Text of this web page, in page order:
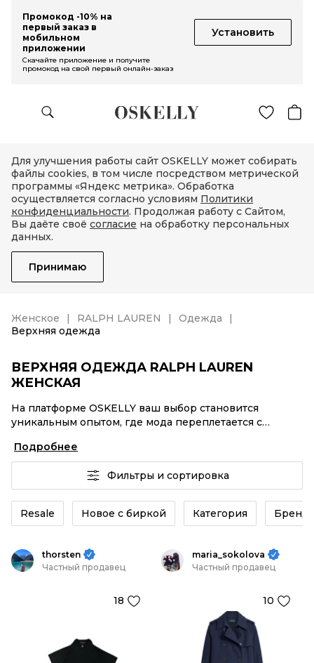
Промокод -10% на
первый заказ в
мобильном
приложении
Установить
Скачайте приложение и получите
промокод на свой первый онлайн-заказ
Для улучшения работы сайт OSKELLY может собирать
файлы cookies, в том числе посредством метрической
программы «Яндекс метрика». Обработка
осуществляется согласно условиям Политики
конфиденциальности. Продолжая работу с Сайтом,
Вы даёте своё согласие на обработку персональных
данных.
Принимаю
Женское RALPH LAUREN
Одежда
Верхняя одежда
ВЕРХНЯЯ ОДЕЖДА RALPH LAUREN
ЖЕНСКАЯ
На платформе OSKELLY ваш выбор становится
уникальным опытом, где мода переплетается с
аутентификация каждого заказа – Верхняя одежда
RALPH LAUREN женская от селлеров OSKELLY с
быстрой доставкой по России. Ваш стиль не ждет, и
мы тоже! Винтажные изделия или Верхняя одежда
RALPH LAUREN женская из новых коллекций –
заказывайте на сайте или в приложении OSKELLY с
Подробнее
Фильтры и сортировка
Resale Новое с биркой Категория Бренд
thorsten
Частный продавец
18
maria_sokolova
Частный продавец
10